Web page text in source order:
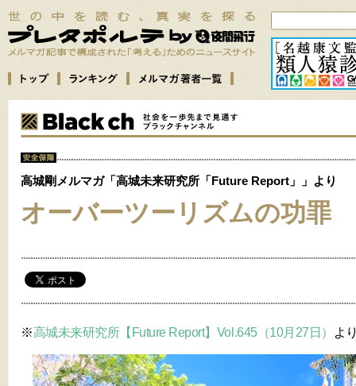
高城剛メルマガ「高城未来研究所「Future Report」」より
オーバーツーリズムの功罪
※高城未来研究所【Future Report】Vol.645（10月27日） よ